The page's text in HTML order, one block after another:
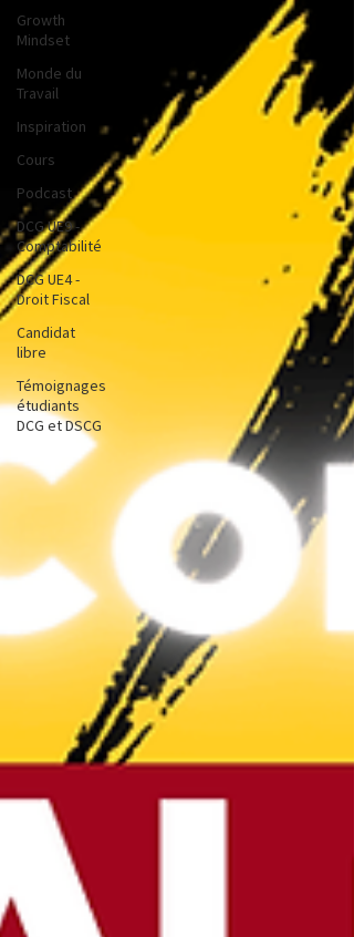
Growth
Mindset
Monde du
Travail
Inspiration
Cours
Podcast
DCG UE9 -
Comptabilité
DCG UE4 -
Droit Fiscal
Candidat
libre
Témoignages
étudiants
DCG et DSCG